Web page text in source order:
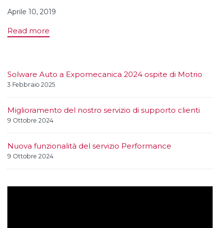
Aprile 10, 2019
Read more
Solware Auto a Expomecanica 2024 ospite di Motrio
3 Febbraio 2025
Miglioramento del nostro servizio di supporto clienti
9 Ottobre 2024
Nuova funzionalità del servizio Performance
9 Ottobre 2024